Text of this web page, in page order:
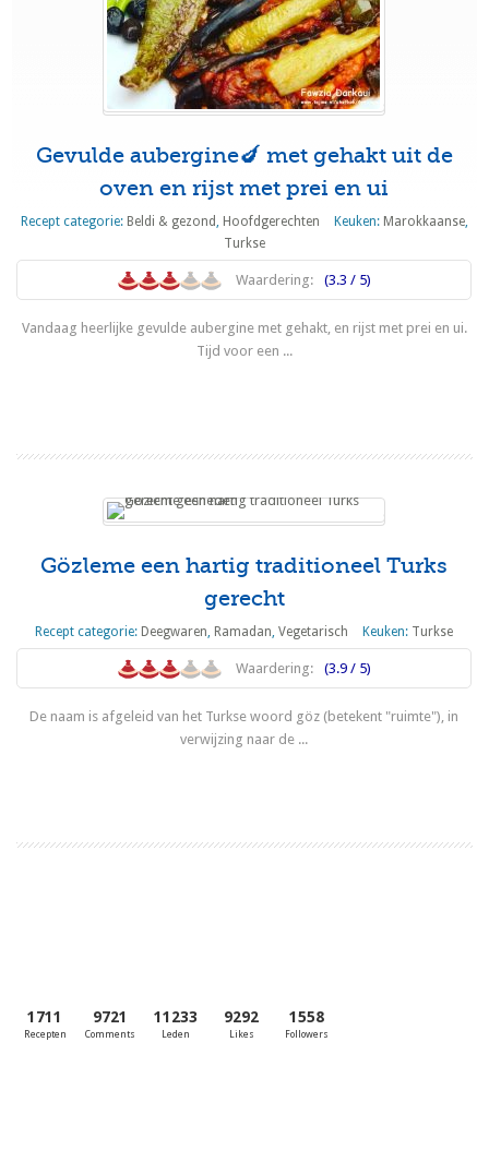
Gevulde aubergine🍆 met gehakt uit de
oven en rijst met prei en ui
Recept categorie: Beldi & gezond, Hoofdgerechten Keuken: Marokkaanse,
Turkse
Waardering: (3.3 / 5)
Vandaag heerlijke gevulde aubergine met gehakt, en rijst met prei en ui.
Tijd voor een ...
Gözleme een hartig traditioneel Turks
gerecht
Recept categorie: Deegwaren, Ramadan,Vegetarisch Keuken: Turkse
Waardering: (3.9 / 5)
De naam is afgeleid van het Turkse woord göz (betekent "ruimte"), in
verwijzing naar de ...
1711
Recepten
9721
Comments
11233
Leden
9292
Likes
1558
Followers